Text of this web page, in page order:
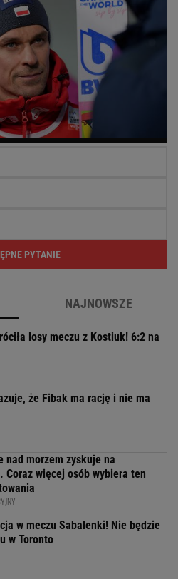
PYTANIE
NAJNOWSZE
losy meczu z Kostiuk! 6:2 na
że Fibak ma rację i nie ma
nad morzem zyskuje na
Coraz więcej osób wybiera ten
w meczu Sabalenki! Nie będzie
w Toronto